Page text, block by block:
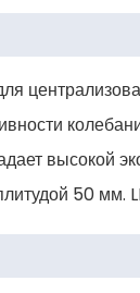
высокой
50 мм.